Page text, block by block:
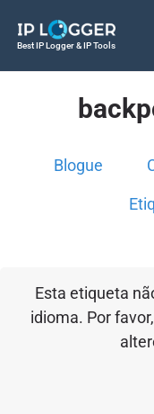
Best IP Logger & IP Tools
Blogue